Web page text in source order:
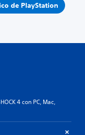
de PlayStation
4 con PC, Mac,